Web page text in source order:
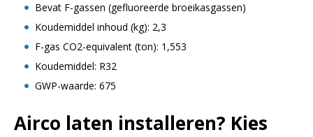
Bevat F-gassen (gefluoreerde broeikasgassen)
Koudemiddel inhoud (kg): 2,3
F-gas CO2-equivalent (ton): 1,553
Koudemiddel: R32
GWP-waarde: 675
Airco laten installeren? Kies